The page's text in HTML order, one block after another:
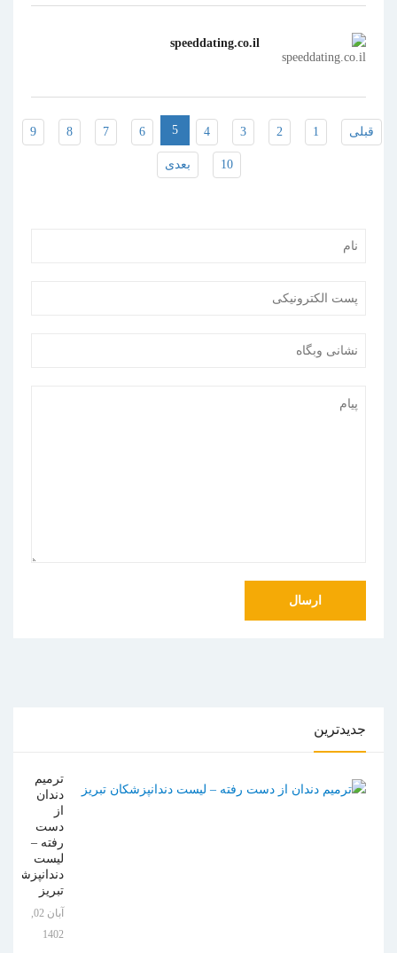
speeddating.co.il
قبلی 1
2
3
4
5
6
7
8
9
10 بعدی
جدیدترین
ترمیم
دندان
از
دست
رفته –
لیست
دندانپزشکان
تبریز
1402